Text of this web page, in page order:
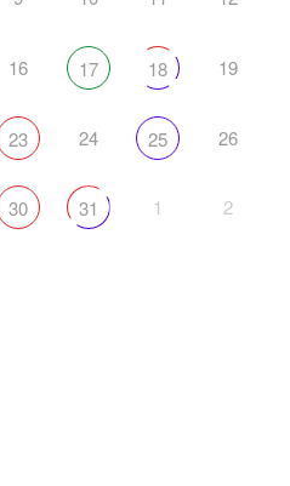
16 17 18 19
23 24 25 26
30 31 1 2